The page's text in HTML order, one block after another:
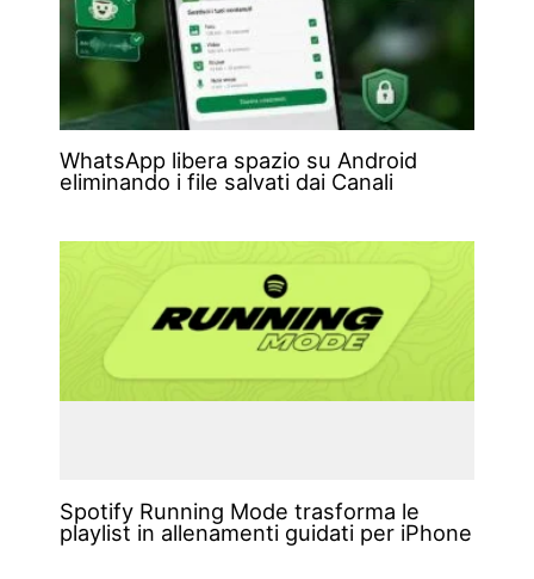
WhatsApp libera spazio su Android
eliminando i file salvati dai Canali
Spotify Running Mode trasforma le
playlist in allenamenti guidati per iPhone